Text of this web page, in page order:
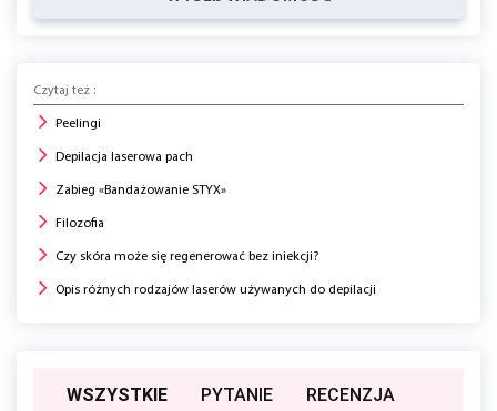
Czytaj też :
Peelingi
Depilacja laserowa pach
Zabieg «Bandażowanie STYX»
Filozofia
Czy skóra może się regenerować bez iniekcji?
Opis różnych rodzajów laserów używanych do depilacji
WSZYSTKIE PYTANIE RECENZJA